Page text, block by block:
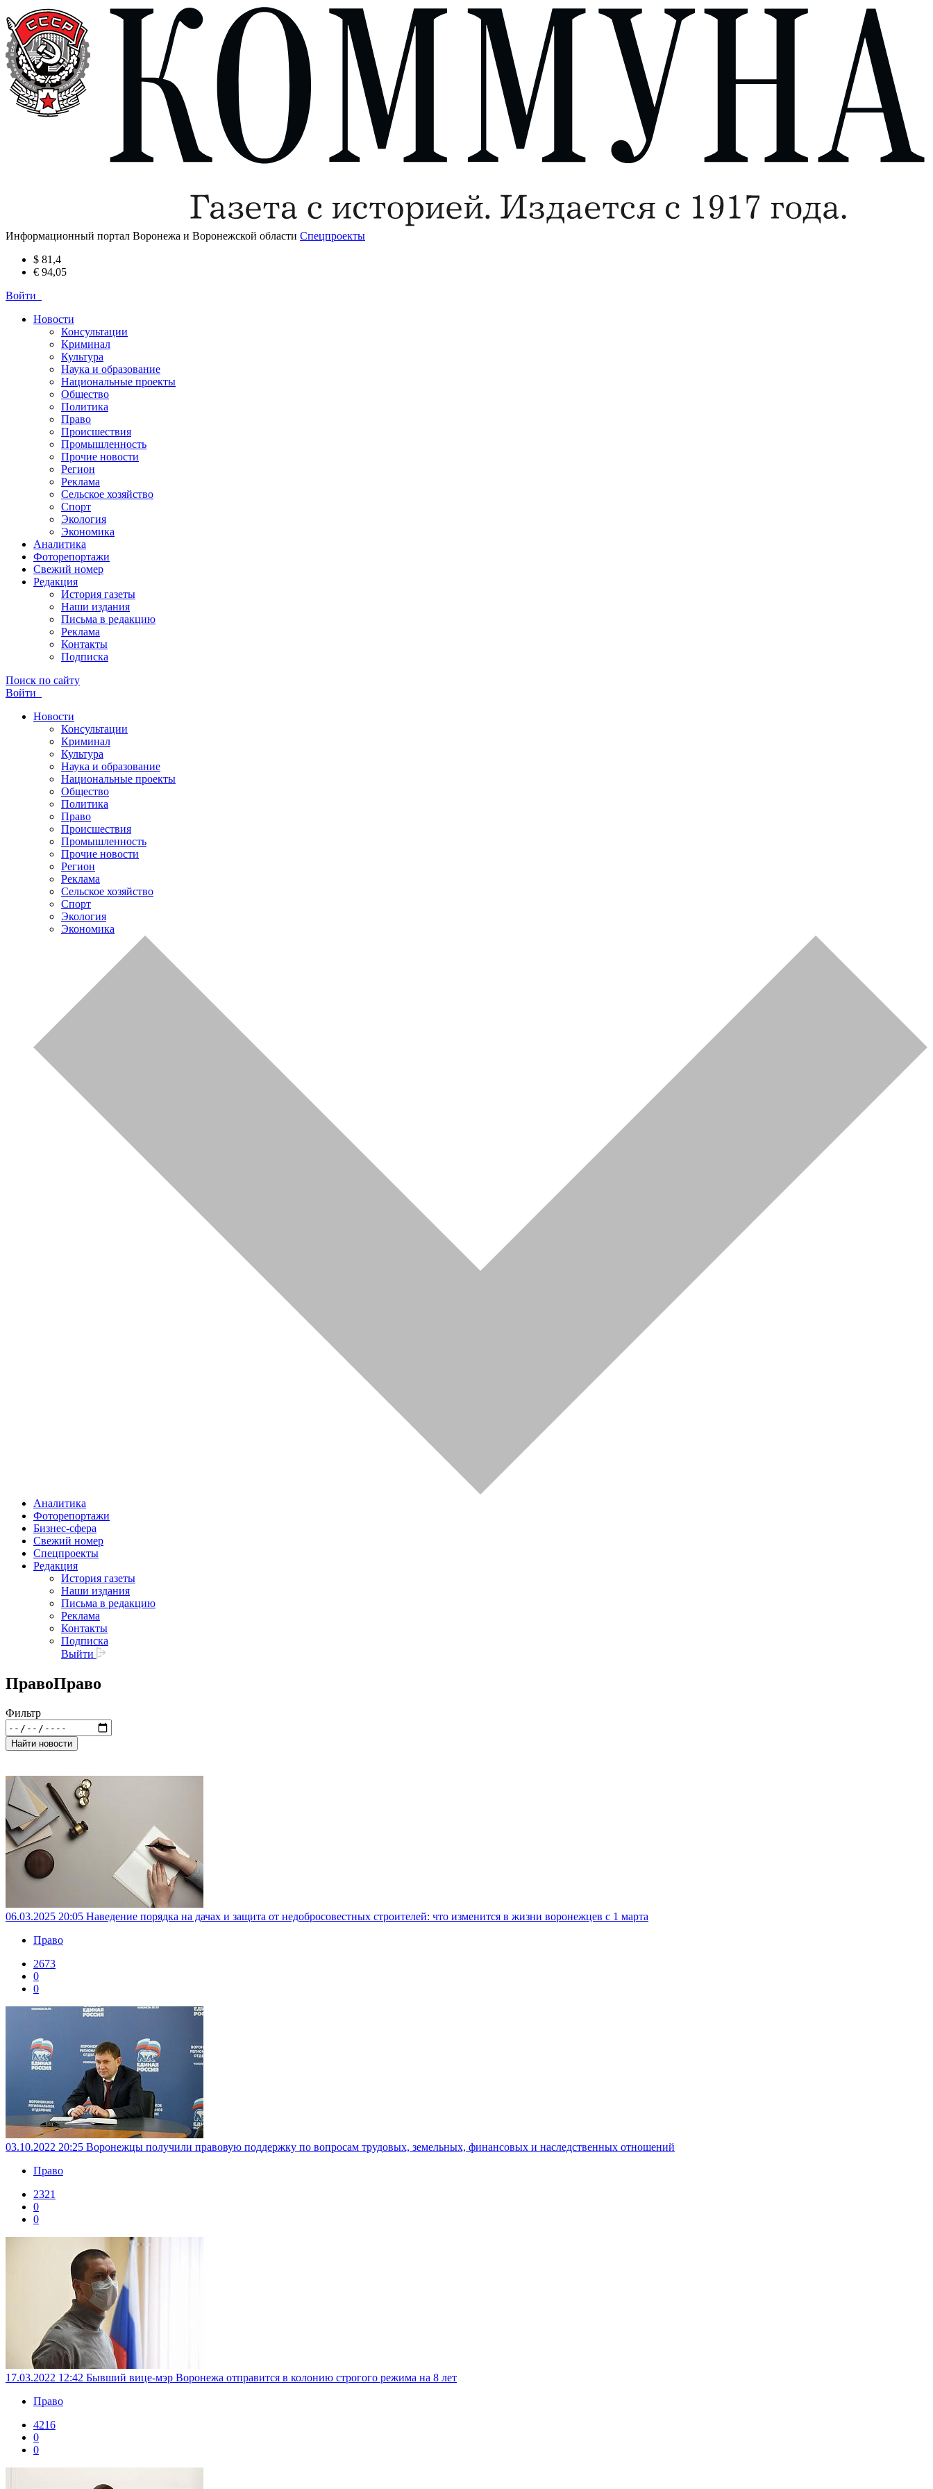
Информационный портал Воронежа и Воронежской области Спецпроекты
$ 81,4
€ 94,05
Войти
Новости
Консультации
Криминал
Культура
Наука и образование
Национальные проекты
Общество
Политика
Право
Происшествия
Промышленность
Прочие новости
Регион
Реклама
Сельское хозяйство
Спорт
Экология
Экономика
Аналитика
Фоторепортажи
Свежий номер
Редакция
История газеты
Наши издания
Письма в редакцию
Реклама
Контакты
Подписка
Поиск по сайту
Войти
Новости
Консультации
Криминал
Культура
Наука и образование
Национальные проекты
Общество
Политика
Право
Происшествия
Промышленность
Прочие новости
Регион
Реклама
Сельское хозяйство
Спорт
Экология
Экономика
Аналитика
Фоторепортажи
Бизнес-сфера
Свежий номер
Спецпроекты
Редакция
История газеты
Наши издания
Письма в редакцию
Реклама
Контакты
Подписка
Выйти
ПравоПраво
Фильтр
Найти новости
06.03.2025 20:05 Наведение порядка на дачах и защита от недобросовестных строителей: что изменится в жизни воронежцев с 1 марта
Право
2673
0
0
03.10.2022 20:25 Воронежцы получили правовую поддержку по вопросам трудовых, земельных, финансовых и наследственных отношений
Право
2321
0
0
17.03.2022 12:42 Бывший вице-мэр Воронежа отправится в колонию строгого режима на 8 лет
Право
4216
0
0